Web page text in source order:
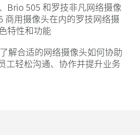
Brio 505 和罗技非凡网络摄像
商用摄像头在内的罗技网络摄
特性和功能
解合适的网络摄像头如何协助
工轻松沟通、协作并提升业务